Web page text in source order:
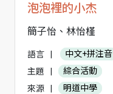
泡泡裡的小杰
簡子怡、林怡槿
語言 | 中文+拼注音
主題
|
綜合活動
來源
|
明道中學